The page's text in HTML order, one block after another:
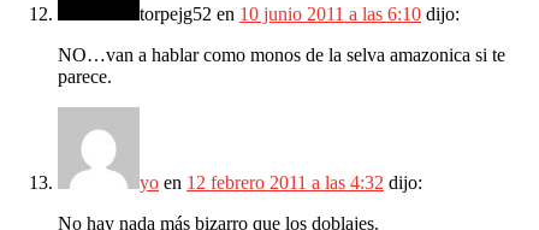
torpejg52 en 10 junio 2011 a las 6:10 dijo:
NO…van a hablar como monos de la selva amazonica si te
parece.
yo en 12 febrero 2011 a las 4:32 dijo:
No hay nada más bizarro que los doblajes.